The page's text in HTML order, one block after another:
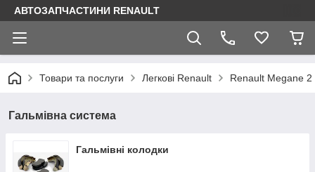
АВТОЗАПЧАСТИНИ RENAULT
Товари та послуги Легкові Renault Renault Megane 2
Гальмівна система
Гальмівні колодки